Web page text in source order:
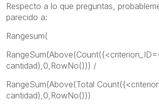
Respecto a lo que preguntas,
parecido a:
Rangesum(
cantidad),0,RowNo())) /
RangeSum(Above(Total
cantidad),0,RowNo()))